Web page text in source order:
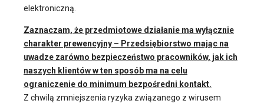
elektroniczną.
Zaznaczam, że przedmiotowe działanie ma wyłącznie
charakter prewencyjny – Przedsiębiorstwo mając na
uwadze zarówno bezpieczeństwo pracowników, jak ich
naszych klientów w ten sposób ma na celu
ograniczenie do minimum bezpośredni kontakt.
Z chwilą zmniejszenia ryzyka związanego z wirusem